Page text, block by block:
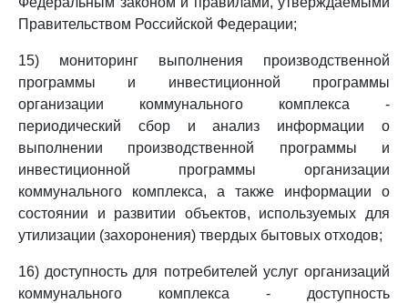
Правительством Российской Федерации;
15) мониторинг выполнения производственной
программы и инвестиционной программы
организации коммунального комплекса -
периодический сбор и анализ информации о
выполнении производственной программы и
инвестиционной программы организации
коммунального комплекса, а также информации о
состоянии и развитии объектов, используемых для
утилизации (захоронения) твердых бытовых отходов;
16) доступность для потребителей услуг организаций
коммунального комплекса - доступность